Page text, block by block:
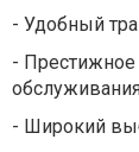
- Удобный
-
- Широкий